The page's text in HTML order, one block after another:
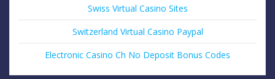
Swiss Virtual Casino Sites
Switzerland Virtual Casino Paypal
Electronic Casino Ch No Deposit Bonus Codes